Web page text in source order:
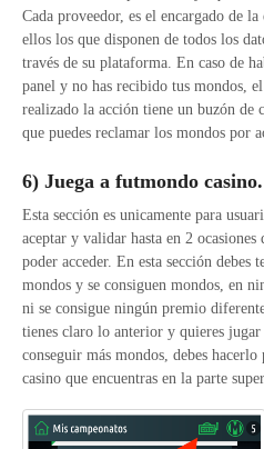
Cada proveedor, es el encargado de
ellos los que disponen de todos los
través de su plataforma. En caso de
panel y no has recibido tus mondos,
realizado la acción tiene un buzón de
que puedes reclamar los mondos por
6) Juega a futmondo casino.
Esta sección es unicamente para
aceptar y validar hasta en 2 ocasiones
poder acceder. En esta sección debes
mondos y se consiguen mondos, en
ni se consigue ningún premio
tienes claro lo anterior y quieres
conseguir más mondos, debes
casino que encuentras en la parte